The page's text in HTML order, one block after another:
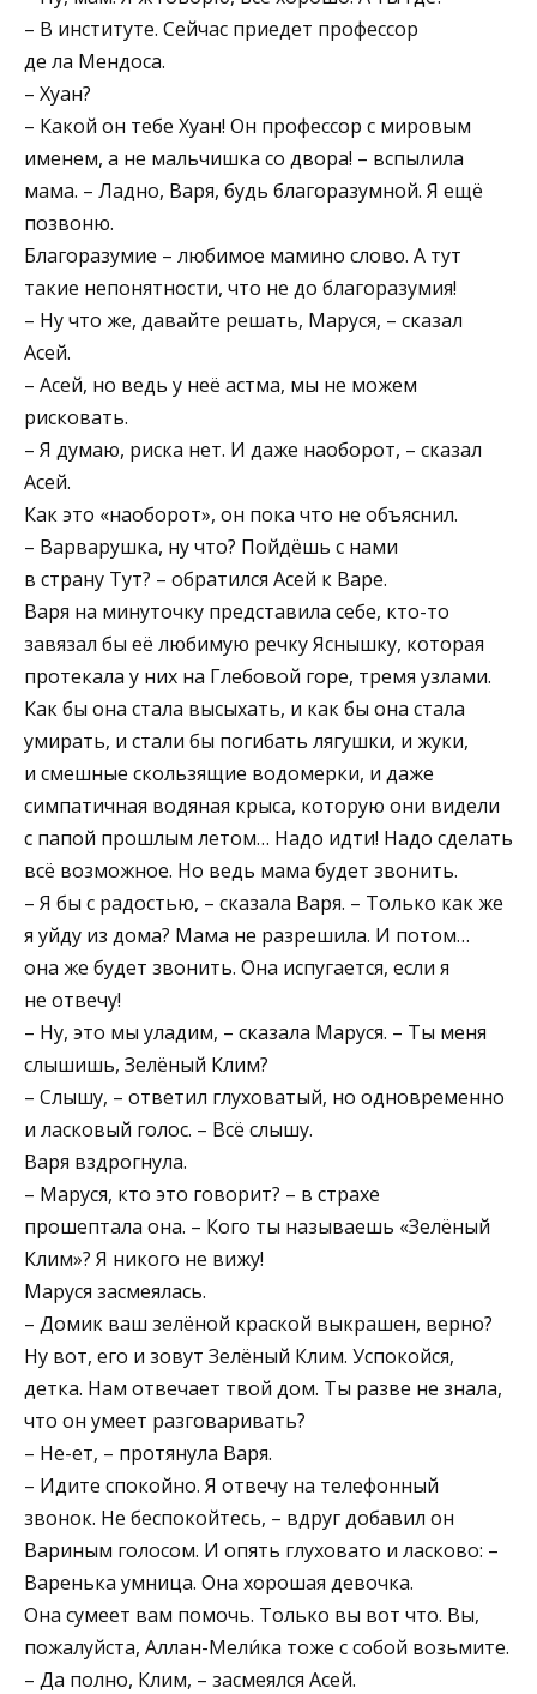
– В институте. Сейчас приедет профессор
де ла Мендоса.
– Хуан?
– Какой он тебе Хуан! Он профессор с мировым
именем, а не мальчишка со двора! – вспылила
мама. – Ладно, Варя, будь благоразумной. Я ещё
позвоню.
Благоразумие – любимое мамино слово. А тут
такие непонятности, что не до благоразумия!
– Ну что же, давайте решать, Маруся, – сказал
Асей.
– Асей, но ведь у неё астма, мы не можем
рисковать.
– Я думаю, риска нет. И даже наоборот, – сказал
Асей.
Как это «наоборот», он пока что не объяснил.
– Варварушка, ну что? Пойдёшь с нами
в страну Тут? – обратился Асей к Варе.
Варя на минуточку представила себе, кто-то
завязал бы её любимую речку Яснышку, которая
протекала у них на Глебовой горе, тремя узлами.
Как бы она стала высыхать, и как бы она стала
умирать, и стали бы погибать лягушки, и жуки,
и смешные скользящие водомерки, и даже
симпатичная водяная крыса, которую они видели
с папой прошлым летом… Надо идти! Надо сделать
всё возможное. Но ведь мама будет звонить.
– Я бы с радостью, – сказала Варя. – Только как же
я уйду из дома? Мама не разрешила. И потом…
она же будет звонить. Она испугается, если я
не отвечу!
– Ну, это мы уладим, – сказала Маруся. – Ты меня
слышишь, Зелёный Клим?
– Слышу, – ответил глуховатый, но одновременно
и ласковый голос. – Всё слышу.
Варя вздрогнула.
– Маруся, кто это говорит? – в страхе
прошептала она. – Кого ты называешь «Зелёный
Клим»? Я никого не вижу!
Маруся засмеялась.
– Домик ваш зелёной краской выкрашен, верно?
Ну вот, его и зовут Зелёный Клим. Успокойся,
детка. Нам отвечает твой дом. Ты разве не знала,
что он умеет разговаривать?
– Не-ет, – протянула Варя.
– Идите спокойно. Я отвечу на телефонный
звонок. Не беспокойтесь, – вдруг добавил он
Вариным голосом. И опять глуховато и ласково: –
Варенька умница. Она хорошая девочка.
Она сумеет вам помочь. Только вы вот что. Вы,
пожалуйста, Аллан-Мели́ка тоже с собой возьмите.
– Да полно, Клим, – засмеялся Асей.